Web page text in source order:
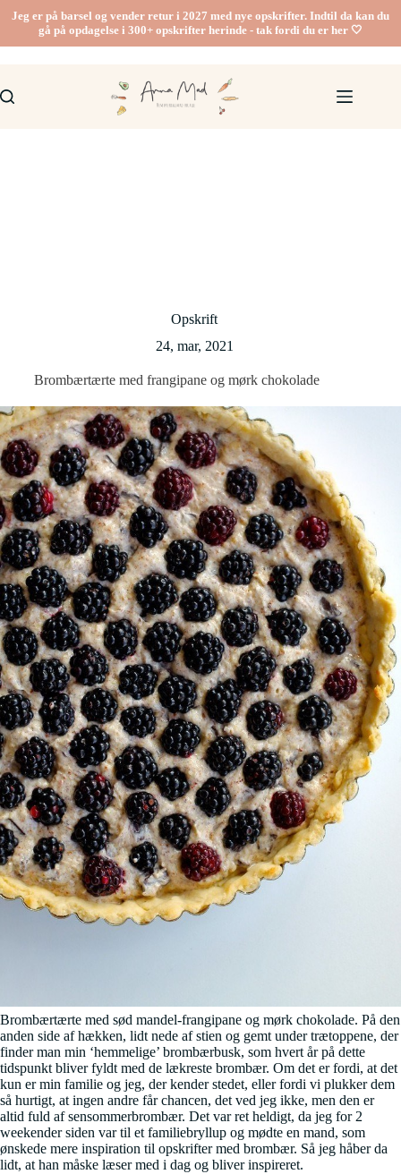
indhold
Jeg er på barsel og vender retur i 2027 med nye opskrifter. Indtil da kan du
gå på opdagelse i 300+ opskrifter herinde - tak fordi du er her 🤍
Opskrift
24, mar, 2021
Brombærtærte med frangipane og mørk chokolade
Brombærtærte med sød mandel-frangipane og mørk chokolade. På den
anden side af hækken, lidt nede af stien og gemt under trætoppene, der
finder man min ‘hemmelige’ brombærbusk, som hvert år på dette
tidspunkt bliver fyldt med de lækreste brombær. Om det er fordi, at det
kun er min familie og jeg, der kender stedet, eller fordi vi plukker dem
så hurtigt, at ingen andre får chancen, det ved jeg ikke, men den er
altid fuld af sensommerbrombær. Det var ret heldigt, da jeg for 2
weekender siden var til et familiebryllup og mødte en mand, som
ønskede mere inspiration til opskrifter med brombær. Så jeg håber da
lidt, at han måske læser med i dag og bliver inspireret.